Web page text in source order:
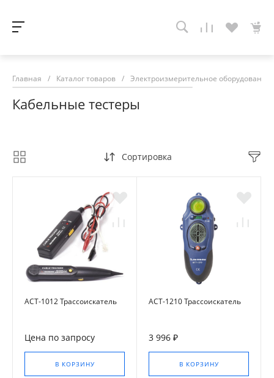
Главная / Каталог товаров / Электроизмерительное оборудование
Кабельные тестеры
Сортировка
АСТ-1012 Трассоискатель
Цена по запросу
В КОРЗИНУ
АСТ-1210 Трассоискатель
3 996 ₽
В КОРЗИНУ